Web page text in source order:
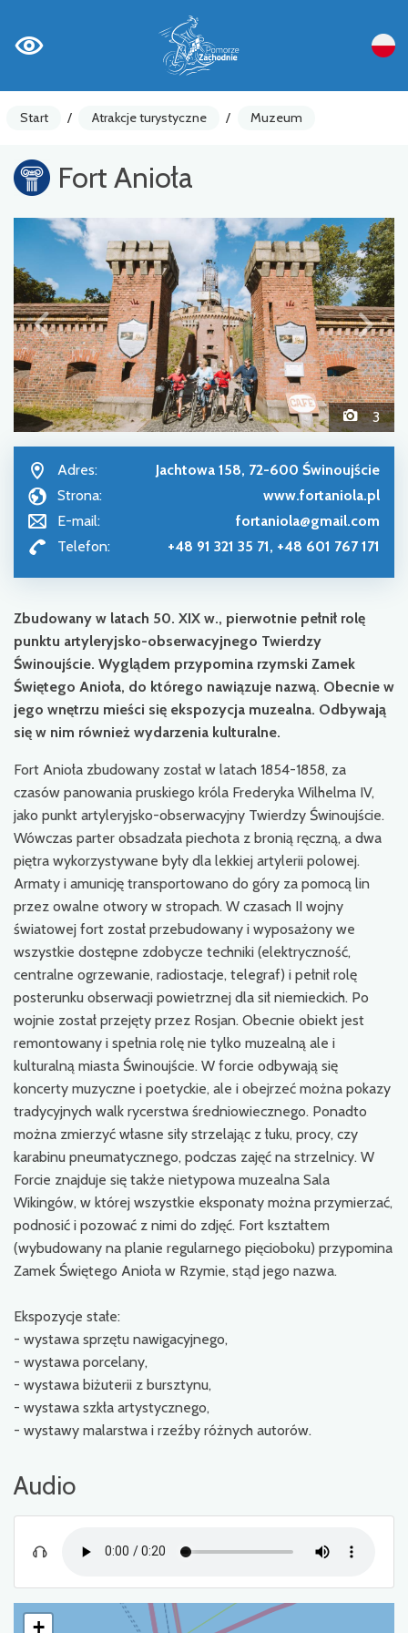
Start / Atrakcje turystyczne / Muzeum
Fort Anioła
3
Adres:
Jachtowa 158, 72-600 Świnoujście
Strona:
www.fortaniola.pl
E-mail:
fortaniola@gmail.com
Telefon:
+48 91 321 35 71, +48 601 767 171
Zbudowany w latach 50. XIX w., pierwotnie pełnił rolę
punktu artyleryjsko-obserwacyjnego Twierdzy
Świnoujście. Wyglądem przypomina rzymski Zamek
Świętego Anioła, do którego nawiązuje nazwą. Obecnie w
jego wnętrzu mieści się ekspozycja muzealna. Odbywają
się w nim również wydarzenia kulturalne.
Fort Anioła zbudowany został w latach 1854-1858, za
czasów panowania pruskiego króla Frederyka Wilhelma IV,
jako punkt artyleryjsko-obserwacyjny Twierdzy Świnoujście.
Wówczas parter obsadzała piechota z bronią ręczną, a dwa
piętra wykorzystywane były dla lekkiej artylerii polowej.
Armaty i amunicję transportowano do góry za pomocą lin
przez owalne otwory w stropach. W czasach II wojny
światowej fort został przebudowany i wyposażony we
wszystkie dostępne zdobycze techniki (elektryczność,
centralne ogrzewanie, radiostacje, telegraf) i pełnił rolę
posterunku obserwacji powietrznej dla sił niemieckich. Po
wojnie został przejęty przez Rosjan. Obecnie obiekt jest
remontowany i spełnia rolę nie tylko muzealną ale i
kulturalną miasta Świnoujście. W forcie odbywają się
koncerty muzyczne i poetyckie, ale i obejrzeć można pokazy
tradycyjnych walk rycerstwa średniowiecznego. Ponadto
można zmierzyć własne siły strzelając z łuku, procy, czy
karabinu pneumatycznego, podczas zajęć na strzelnicy. W
Forcie znajduje się także nietypowa muzealna Sala
Wikingów, w której wszystkie eksponaty można przymierzać,
podnosić i pozować z nimi do zdjęć. Fort kształtem
(wybudowany na planie regularnego pięcioboku) przypomina
Zamek Świętego Anioła w Rzymie, stąd jego nazwa.
Ekspozycje stałe:
- wystawa sprzętu nawigacyjnego,
- wystawa porcelany,
- wystawa biżuterii z bursztynu,
- wystawa szkła artystycznego,
- wystawy malarstwa i rzeźby różnych autorów.
Audio
+